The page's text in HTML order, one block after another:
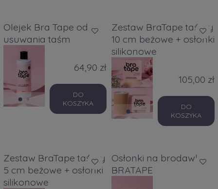
Olejek Bra Tape od
usuwania taśm
64,90 zł
DO
KOSZYKA
Zestaw BraTape taśmy
10 cm beżowe + osłonki
silikonowe
105,00 zł
DO
KOSZYKA
Zestaw BraTape taśmy
5 cm beżowe + osłonki
silikonowe
Osłonki na brodawki
BRATAPE